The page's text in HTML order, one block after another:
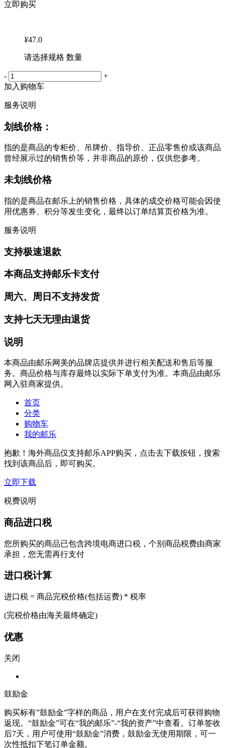
立即购买
¥47.0
请选择规格 数量
-
+
加入购物车
服务说明
划线价格：
指的是商品的专柜价、吊牌价、指导价、正品零售价或该商品
曾经展示过的销售价等，并非商品的原价，仅供您参考。
未划线价格
指的是商品在邮乐上的销售价格，具体的成交价格可能会因使
用优惠券、积分等发生变化，最终以订单结算页价格为准。
服务说明
支持极速退款
本商品支持邮乐卡支付
周六、周日不支持发货
支持七天无理由退货
说明
本商品由邮乐网美的品牌店提供并进行相关配送和售后等服
务。商品价格与库存最终以实际下单支付为准。本商品由邮乐
网入驻商家提供。
首页
分类
购物车
我的邮乐
抱歉！海外商品仅支持邮乐APP购买，点击去下载按钮，搜索
找到该商品后，即可购买。
立即下载
税费说明
商品进口税
您所购买的商品已包含跨境电商进口税，个别商品税费由商家
承担，您无需再行支付
进口税计算
进口税 = 商品完税价格(包括运费) * 税率
(完税价格由海关最终确定)
优惠
关闭
鼓励金
购买标有”鼓励金”字样的商品，用户在支付完成后可获得购物
返现。“鼓励金”可在“我的邮乐”-“我的资产”中查看。订单签收
后7天，用户可使用“鼓励金”消费，鼓励金无使用期限，可一
次性抵扣下笔订单金额。